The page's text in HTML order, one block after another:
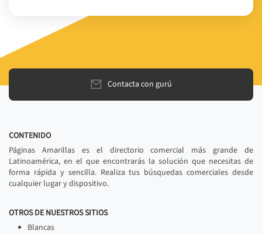
Contacta con gurú
CONTENIDO
Páginas Amarillas es el directorio comercial más grande de
Latinoamérica, en el que encontrarás la solución que necesitas de
forma rápida y sencilla. Realiza tus búsquedas comerciales desde
cualquier lugar y dispositivo.
OTROS DE NUESTROS SITIOS
Blancas